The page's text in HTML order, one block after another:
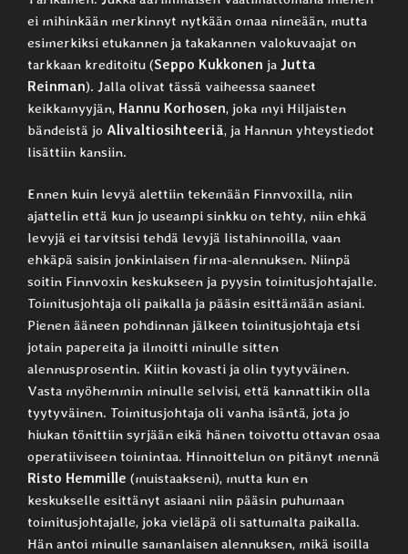
ei mihinkään merkinnyt nytkään omaa nimeään, mutta
esimerkiksi etukannen ja takakannen valokuvaajat on
tarkkaan kreditoitu (Seppo Kukkonen ja Jutta
Reinman). Jalla olivat tässä vaiheessa saaneet
keikkamyyjän, Hannu Korhosen, joka myi Hiljaisten
bändeistä jo Alivaltiosihteeriä, ja Hannun yhteystiedot
lisättiin kansiin.
Ennen kuin levyä alettiin tekemään Finnvoxilla, niin
ajattelin että kun jo useampi sinkku on tehty, niin ehkä
levyjä ei tarvitsisi tehdä levyjä listahinnoilla, vaan
ehkäpä saisin jonkinlaisen firma-alennuksen. Niinpä
soitin Finnvoxin keskukseen ja pyysin toimitusjohtajalle.
Toimitusjohtaja oli paikalla ja pääsin esittämään asiani.
Pienen ääneen pohdinnan jälkeen toimitusjohtaja etsi
jotain papereita ja ilmoitti minulle sitten
alennusprosentin. Kiitin kovasti ja olin tyytyväinen.
Vasta myöhemmin minulle selvisi, että kannattikin olla
tyytyväinen. Toimitusjohtaja oli vanha isäntä, jota jo
hiukan tönittiin syrjään eikä hänen toivottu ottavan osaa
operatiiviseen toimintaa. Hinnoittelun on pitänyt mennä
Risto Hemmille (muistaakseni), mutta kun en
keskukselle esittänyt asiaani niin pääsin puhumaan
toimitusjohtajalle, joka vieläpä oli sattumalta paikalla.
Hän antoi minulle samanlaisen alennuksen, mikä isoilla